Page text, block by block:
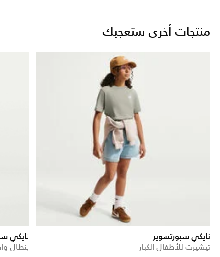
منتجات أخرى ستعجبك
نايكي سبورتسوير
تيشيرت للأطفال الكبار
نايكي
بنطال